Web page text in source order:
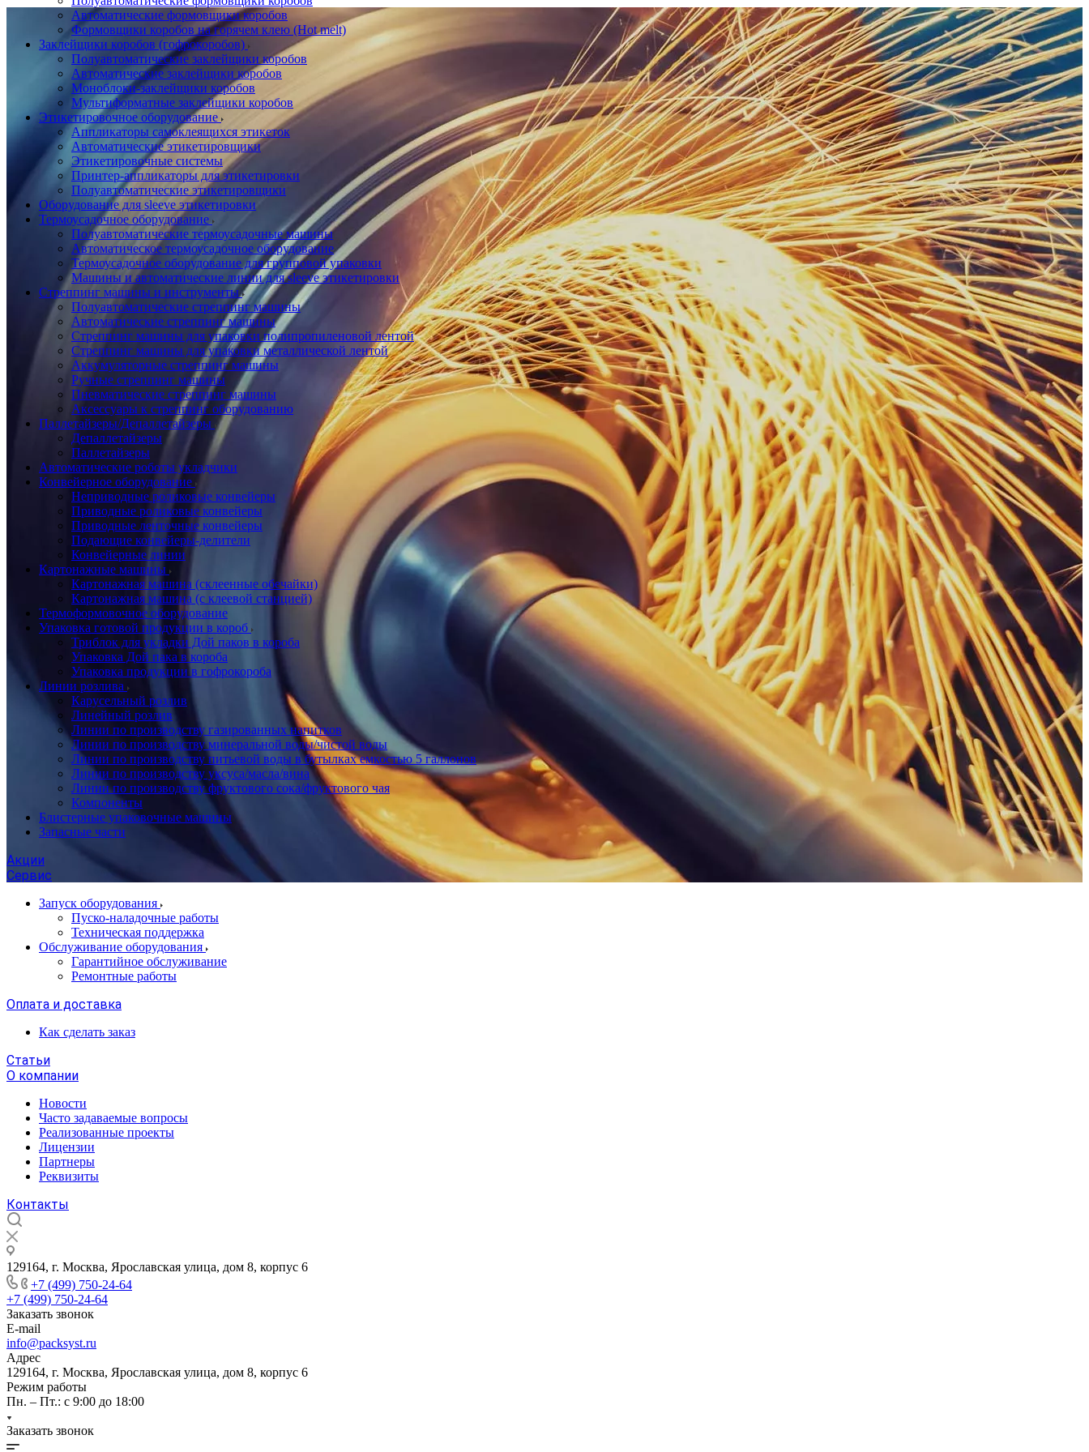
Автоматические формовщики коробов
Формовщики коробов на горячем клею (Hot melt)
Заклейщики коробов (гофрокоробов)
Полуавтоматические заклейщики коробов
Автоматические заклейщики коробов
Моноблоки-заклейщики коробов
Мультиформатные заклейщики коробов
Этикетировочное оборудование
Аппликаторы самоклеящихся этикеток
Автоматические этикетировщики
Этикетировочные системы
Принтер-аппликаторы для этикетировки
Полуавтоматические этикетировщики
Оборудование для sleeve этикетировки
Термоусадочное оборудование
Полуавтоматические термоусадочные машины
Автоматическое термоусадочное оборудование
Термоусадочное оборудование для групповой упаковки
Машины и автоматические линии для sleeve этикетировки
Стреппинг машины и инструменты
Полуавтоматические стреппинг машины
Автоматические стреппинг машины
Стреппинг машины для упаковки полипропиленовой лентой
Стреппинг машины для упаковки металлической лентой
Аккумуляторные стреппинг машины
Ручные стреппинг машины
Пневматические стреппинг машины
Аксессуары к стреппинг оборудованию
Паллетайзеры/Депаллетайзеры
Депаллетайзеры
Паллетайзеры
Автоматические роботы укладчики
Конвейерное оборудование
Неприводные роликовые конвейеры
Приводные роликовые конвейеры
Приводные ленточные конвейеры
Подающие конвейеры-делители
Конвейерные линии
Картонажные машины
Картонажная машина (склеенные обечайки)
Картонажная машина (с клеевой станцией)
Термоформовочное оборудование
Упаковка готовой продукции в короб
Триблок для укладки Дой паков в короба
Упаковка Дой пака в короба
Упаковка продукции в гофрокороба
Линии розлива
Карусельный розлив
Линейный розлив
Линии по производству газированных напитков
Линии по производству минеральной воды/чистой воды
Линии по производству питьевой воды в бутылках емкостью 5 галлонов
Линии по производству уксуса/масла/вина
Линии по производству фруктового сока/фруктового чая
Компоненты
Блистерные упаковочные машины
Запасные части
Акции
Сервис
Запуск оборудования
Пуско-наладочные работы
Техническая поддержка
Обслуживание оборудования
Гарантийное обслуживание
Ремонтные работы
Оплата и доставка
Как сделать заказ
Статьи
О компании
Новости
Часто задаваемые вопросы
Реализованные проекты
Лицензии
Партнеры
Реквизиты
Контакты
129164, г. Москва, Ярославская улица, дом 8, корпус 6
+7 (499) 750-24-64
+7 (499) 750-24-64
Заказать звонок
E-mail
info@packsyst.ru
Адрес
129164, г. Москва, Ярославская улица, дом 8, корпус 6
Режим работы
Пн. – Пт.: с 9:00 до 18:00
Заказать звонок